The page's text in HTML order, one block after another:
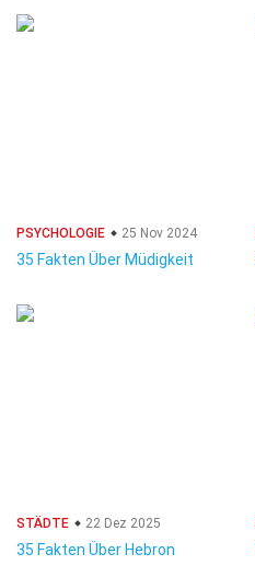
PSYCHOLOGIE 25 Nov 2024
35 Fakten Über Müdigkeit
STÄDTE 22 Dez 2025
35 Fakten Über Hebron